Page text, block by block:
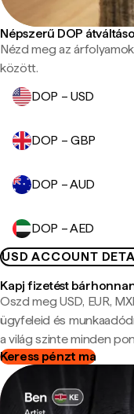
Népszerű DOP
Nézd meg az
között.
DOP – USD
DOP – GBP
DOP – AUD
DOP – AED
USD ACCOUNT
Kapj fizetést
Oszd meg USD, EUR,
ügyfeleid és
a világ szinte minden
Keress pénzt ma